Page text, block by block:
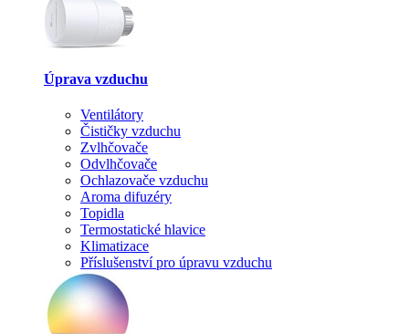
Úprava vzduchu
Ventilátory
Čističky vzduchu
Zvlhčovače
Odvlhčovače
Ochlazovače vzduchu
Aroma difuzéry
Topidla
Termostatické hlavice
Klimatizace
Příslušenství pro úpravu vzduchu